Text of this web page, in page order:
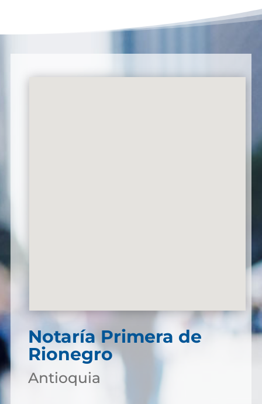
Notaría Primera de
Rionegro
Antioquia